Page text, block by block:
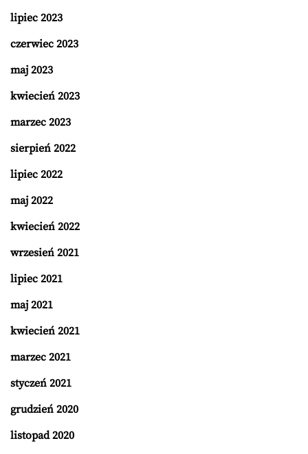
lipiec 2023
czerwiec 2023
maj 2023
kwiecień 2023
marzec 2023
sierpień 2022
lipiec 2022
maj 2022
kwiecień 2022
wrzesień 2021
lipiec 2021
maj 2021
kwiecień 2021
marzec 2021
styczeń 2021
grudzień 2020
listopad 2020